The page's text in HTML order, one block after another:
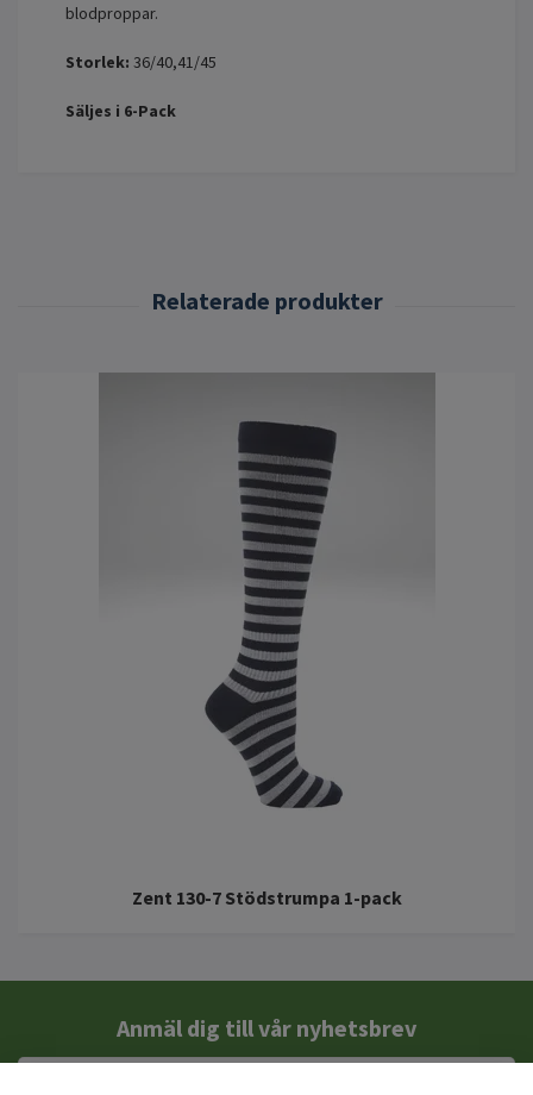
blodproppar.
Storlek: 36/40,41/45
Säljes i 6-Pack
Zent 130-7 Stödstrumpa 1-pack
Anmäl dig till vår nyhetsbrev